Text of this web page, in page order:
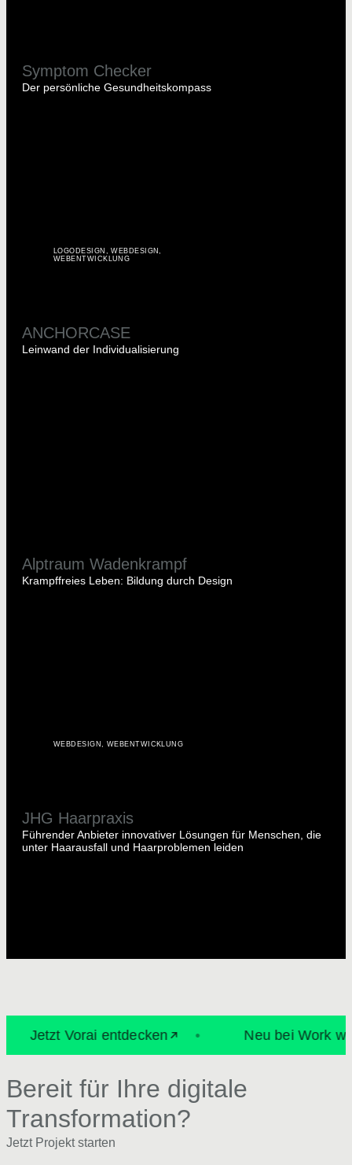
Symptom Checker
Der persönliche Gesundheitskompass
LOGODESIGN ,WEBDESIGN,
WEBENTWICKLUNG
ANCHORCASE
Leinwand der Individualisierung
Alptraum Wadenkrampf
Krampffreies Leben: Bildung durch Design
WEBDESIGN, WEBENTWICKLUNG
JHG Haarpraxis
Führender Anbieter innovativer Lösungen für Menschen, die
unter Haarausfall und Haarproblemen leiden
Jetzt Vorai entdecken • Neu bei Work with
Bereit für Ihre digitale
Transformation?
Jetzt Projekt starten